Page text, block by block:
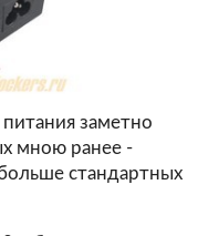
заметно
мною ранее -
стандартных